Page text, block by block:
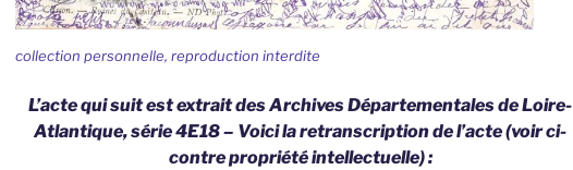
collection personnelle, reproduction interdite
L’acte qui suit est extrait des Archives Départementales de Loire-
Atlantique, série 4E18 – Voici la retranscription de l’acte (voir ci-
contre propriété intellectuelle) :